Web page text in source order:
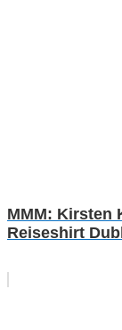
MMM: Kirsten
Reiseshirt